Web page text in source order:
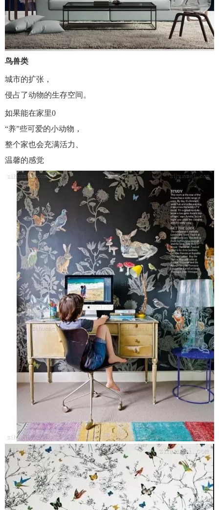
鸟兽类
城市的扩张，
侵占了动物的生存空间。
如果能在家里0
“养”些可爱的小动物，
整个家也会充满活力、
温馨的感觉